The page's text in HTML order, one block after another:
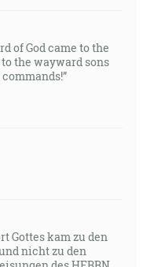
of God came to the
the wayward sons
Gottes kam zu den
nicht zu den